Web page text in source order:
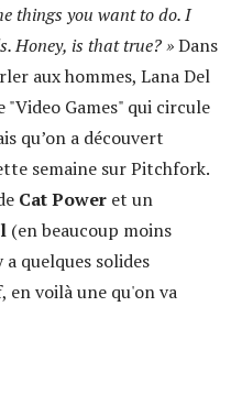
things you want to do. I
Honey, is that true? »Dans
aux hommes, Lana Del
"Video Games" qui circule
qu’on a découvert
semaine sur Pitchfork.
Cat Power et un
(en beaucoup moins
quelques solides
en voilà une qu'on va